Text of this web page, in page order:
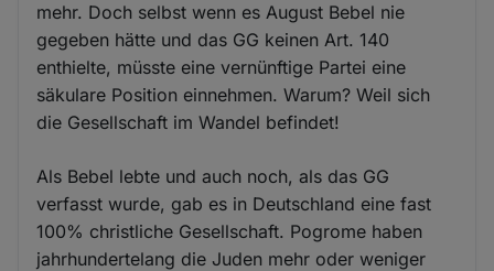
mehr. Doch selbst wenn es August Bebel nie
gegeben hätte und das GG keinen Art. 140
enthielte, müsste eine vernünftige Partei eine
säkulare Position einnehmen. Warum? Weil sich
die Gesellschaft im Wandel befindet!
Als Bebel lebte und auch noch, als das GG
verfasst wurde, gab es in Deutschland eine fast
100% christliche Gesellschaft. Pogrome haben
jahrhundertelang die Juden mehr oder weniger